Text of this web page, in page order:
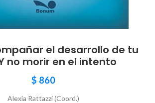
el desarrollo de tu
no morir en el intento
$ 860
Alexia Rattazzi (Coord.)